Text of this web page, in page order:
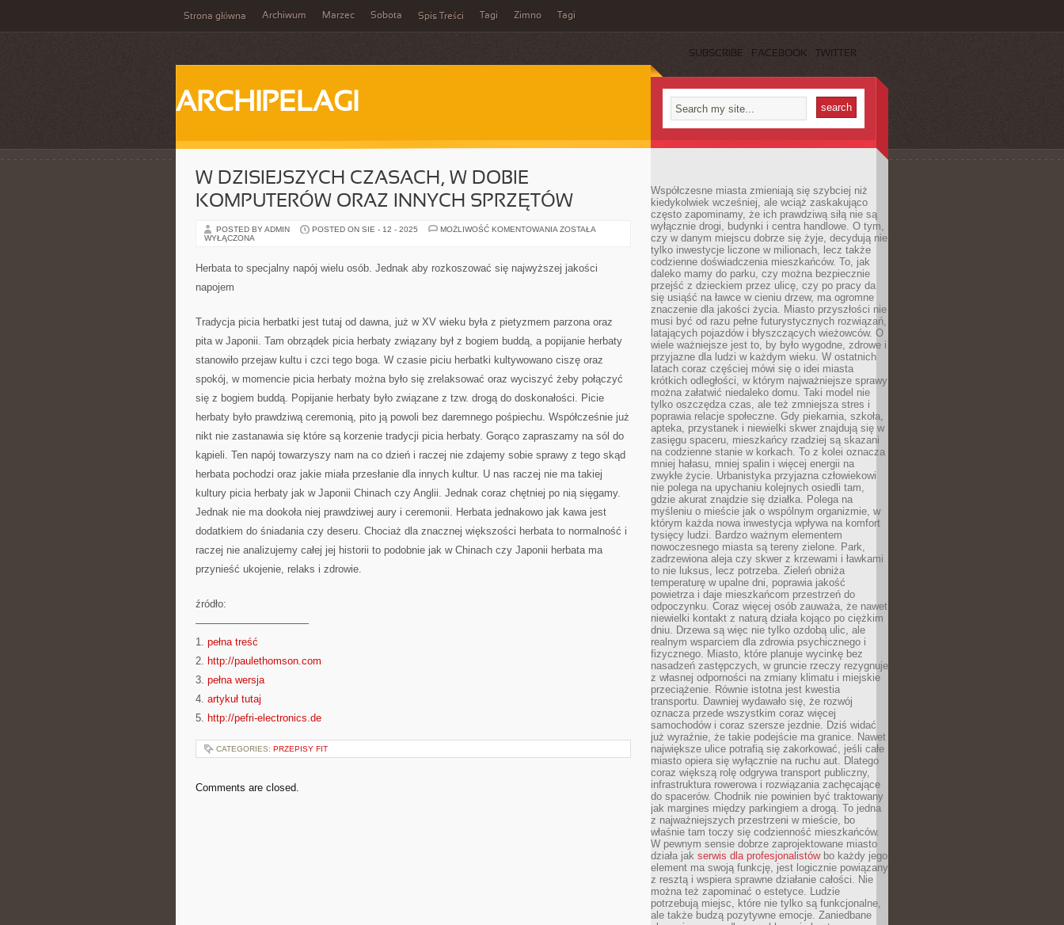
Strona główna Archiwum Marzec Sobota Spis Treści Tagi Zimno Tagi
SUBSCRIBE FACEBOOK TWITTER
ARCHIPELAGI
W DZISIEJSZYCH CZASACH, W DOBIE
KOMPUTERÓW ORAZ INNYCH SPRZĘTÓW
POSTED BY ADMIN POSTED ON SIE - 12 - 2025 MOŻLIWOŚĆ KOMENTOWANIA W
DOBIE
KOMPUTERÓW
ZOSTAŁA
WYŁĄCZONA
Herbata to specjalny napój wielu osób. Jednak aby rozkoszować się najwyższej jakości
napojem
Tradycja picia herbatki jest tutaj od dawna, już w XV wieku była z pietyzmem parzona oraz
pita w Japonii. Tam obrządek picia herbaty związany był z bogiem buddą, a popijanie herbaty
stanowiło przejaw kultu i czci tego boga. W czasie piciu herbatki kultywowano ciszę oraz
spokój, w momencie picia herbaty można było się zrelaksować oraz wyciszyć żeby połączyć
się z bogiem buddą. Popijanie herbaty było związane z tzw. drogą do doskonałości. Picie
herbaty było prawdziwą ceremonią, pito ją powoli bez daremnego pośpiechu. Współcześnie już
nikt nie zastanawia się które są korzenie tradycji picia herbaty. Gorąco zapraszamy na sól do
kąpieli. Ten napój towarzyszy nam na co dzień i raczej nie zdajemy sobie sprawy z tego skąd
herbata pochodzi oraz jakie miała przesłanie dla innych kultur. U nas raczej nie ma takiej
kultury picia herbaty jak w Japonii Chinach czy Anglii. Jednak coraz chętniej po nią sięgamy.
Jednak nie ma dookoła niej prawdziwej aury i ceremonii. Herbata jednakowo jak kawa jest
dodatkiem do śniadania czy deseru. Chociaż dla znacznej większości herbata to normalność i
raczej nie analizujemy całej jej historii to podobnie jak w Chinach czy Japonii herbata ma
przynieść ukojenie, relaks i zdrowie.
źródło:
———————————
1. pełna treść
2. http://paulethomson.com
3. pełna wersja
4. artykuł tutaj
5. http://pefri-electronics.de
CATEGORIES: PRZEPISY FIT
Comments are closed.
Współczesne miasta zmieniają się szybciej niż
kiedykolwiek wcześniej, ale wciąż zaskakująco
często zapominamy, że ich prawdziwą siłą nie są
wyłącznie drogi, budynki i centra handlowe. O tym,
czy w danym miejscu dobrze się żyje, decydują nie
tylko inwestycje liczone w milionach, lecz także
codzienne doświadczenia mieszkańców. To, jak
daleko mamy do parku, czy można bezpiecznie
przejść z dzieckiem przez ulicę, czy po pracy da
się usiąść na ławce w cieniu drzew, ma ogromne
znaczenie dla jakości życia. Miasto przyszłości nie
musi być od razu pełne futurystycznych rozwiązań,
latających pojazdów i błyszczących wieżowców. O
wiele ważniejsze jest to, by było wygodne, zdrowe i
przyjazne dla ludzi w każdym wieku. W ostatnich
latach coraz częściej mówi się o idei miasta
krótkich odległości, w którym najważniejsze sprawy
można załatwić niedaleko domu. Taki model nie
tylko oszczędza czas, ale też zmniejsza stres i
poprawia relacje społeczne. Gdy piekarnia, szkoła,
apteka, przystanek i niewielki skwer znajdują się w
zasięgu spaceru, mieszkańcy rzadziej są skazani
na codzienne stanie w korkach. To z kolei oznacza
mniej hałasu, mniej spalin i więcej energii na
zwykłe życie. Urbanistyka przyjazna człowiekowi
nie polega na upychaniu kolejnych osiedli tam,
gdzie akurat znajdzie się działka. Polega na
myśleniu o mieście jak o wspólnym organizmie, w
którym każda nowa inwestycja wpływa na komfort
tysięcy ludzi. Bardzo ważnym elementem
nowoczesnego miasta są tereny zielone. Park,
zadrzewiona aleja czy skwer z krzewami i ławkami
to nie luksus, lecz potrzeba. Zieleń obniża
temperaturę w upalne dni, poprawia jakość
powietrza i daje mieszkańcom przestrzeń do
odpoczynku. Coraz więcej osób zauważa, że nawet
niewielki kontakt z naturą działa kojąco po ciężkim
dniu. Drzewa są więc nie tylko ozdobą ulic, ale
realnym wsparciem dla zdrowia psychicznego i
fizycznego. Miasto, które planuje wycinkę bez
nasadzeń zastępczych, w gruncie rzeczy rezygnuje
z własnej odporności na zmiany klimatu i miejskie
przeciążenie. Równie istotna jest kwestia
transportu. Dawniej wydawało się, że rozwój
oznacza przede wszystkim coraz więcej
samochodów i coraz szersze jezdnie. Dziś widać
już wyraźnie, że takie podejście ma granice. Nawet
największe ulice potrafią się zakorkować, jeśli całe
miasto opiera się wyłącznie na ruchu aut. Dlatego
coraz większą rolę odgrywa transport publiczny,
infrastruktura rowerowa i rozwiązania zachęcające
do spacerów. Chodnik nie powinien być traktowany
jak margines między parkingiem a drogą. To jedna
z najważniejszych przestrzeni w mieście, bo
właśnie tam toczy się codzienność mieszkańców.
W pewnym sensie dobrze zaprojektowane miasto
działa jak serwis dla profesjonalistówbo każdy jego
element ma swoją funkcję, jest logicznie powiązany
z resztą i wspiera sprawne działanie całości. Nie
można też zapominać o estetyce. Ludzie
potrzebują miejsc, które nie tylko są funkcjonalne,
ale także budzą pozytywne emocje. Zaniedbane